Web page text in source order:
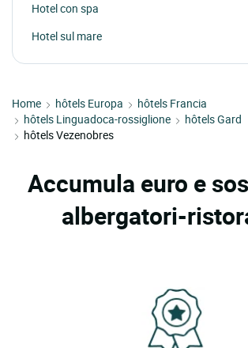
Hotel con spa
Hotel sul mare
Home hôtels Europa
hôtels Francia
hôtels Linguadoca-rossiglione
hôtels Gard
hôtels Vezenobres
Accumula euro e
albergatori-